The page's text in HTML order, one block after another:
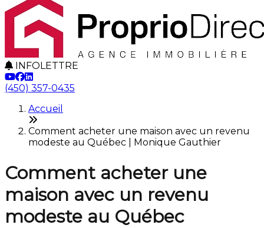
INFOLETTRE
(450) 357-0435
Accueil
Comment acheter une maison avec un revenu
modeste au Québec | Monique Gauthier
Comment acheter une
maison avec un revenu
modeste au Québec